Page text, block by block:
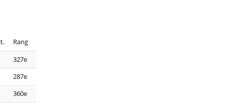
Rang
327e
287e
360e